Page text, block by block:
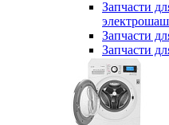
Запчасти
Запчасти
Запчасти